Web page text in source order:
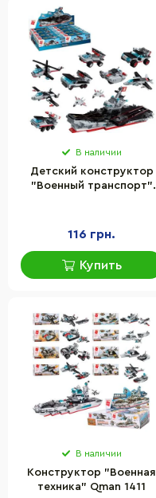
В наличии
Детский конструктор
"Военный транспорт"
116 грн.
Купить
В наличии
Конструктор "Военная
техника" Qman 1411